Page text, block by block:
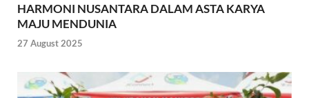
HARMONI NUSANTARA DALAM ASTA KARYA
MAJU MENDUNIA
27 August 2025